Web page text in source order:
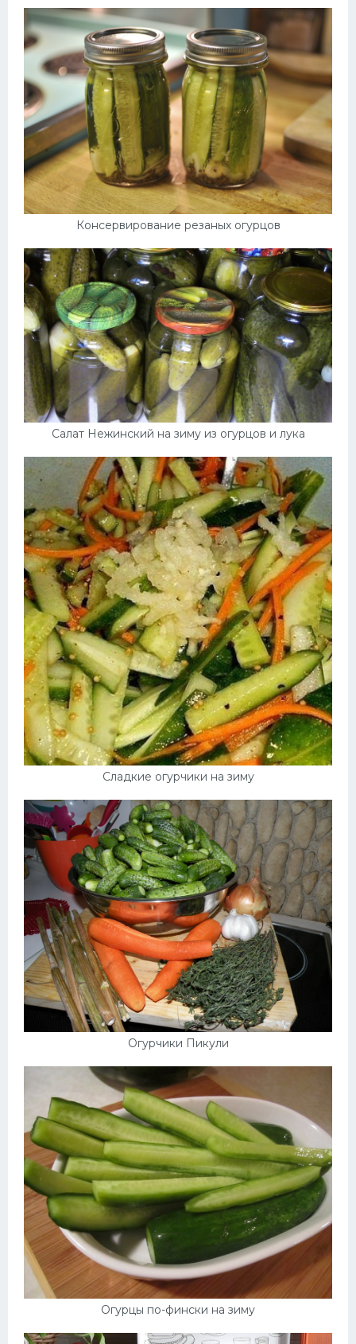
Консервирование резаных огурцов
Салат Нежинский на зиму из огурцов и лука
Сладкие огурчики на зиму
Огурчики Пикули
Огурцы по-фински на зиму